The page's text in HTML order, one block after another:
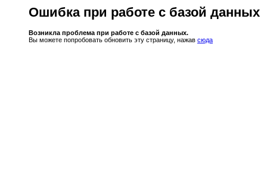
Ошибка при работе с базой данных
Возникла проблема при работе с базой данных.
Вы можете попробовать обновить эту страницу, нажав сюда